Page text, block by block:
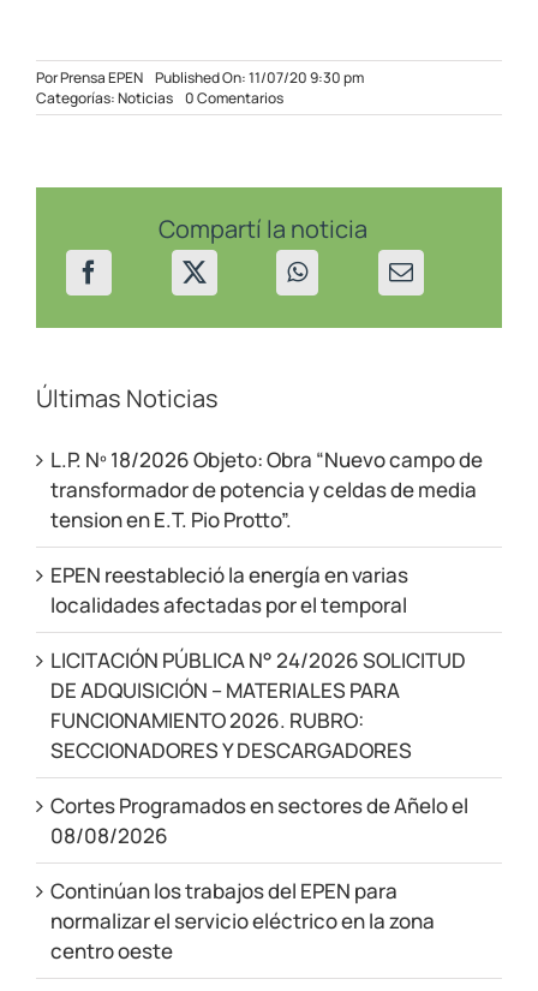
PorPrensa EPEN Published On: 11/07/20 9:30 pm
Categorías:Noticias 0 Comentarioson
Caída
sectores
en
Villa
La
Angostura
Compartí la noticia
Últimas Noticias
L.P. Nº 18/2026 Objeto: Obra “Nuevo campo de
transformador de potencia y celdas de media
tension en E.T. Pio Protto”.
EPEN reestableció la energía en varias
localidades afectadas por el temporal
LICITACIÓN PÚBLICA N° 24/2026 SOLICITUD
DE ADQUISICIÓN – MATERIALES PARA
FUNCIONAMIENTO 2026. RUBRO:
SECCIONADORES Y DESCARGADORES
Cortes Programados en sectores de Añelo el
08/08/2026
Continúan los trabajos del EPEN para
normalizar el servicio eléctrico en la zona
centro oeste